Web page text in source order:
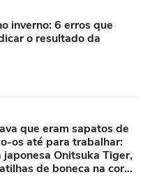
inverno: 6 erros que
o resultado da
que eram sapatos de
os até para trabalhar:
japonesa Onitsuka Tiger,
de boneca na cor